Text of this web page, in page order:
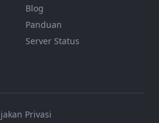
Blog
Panduan
Server Status
Privasi